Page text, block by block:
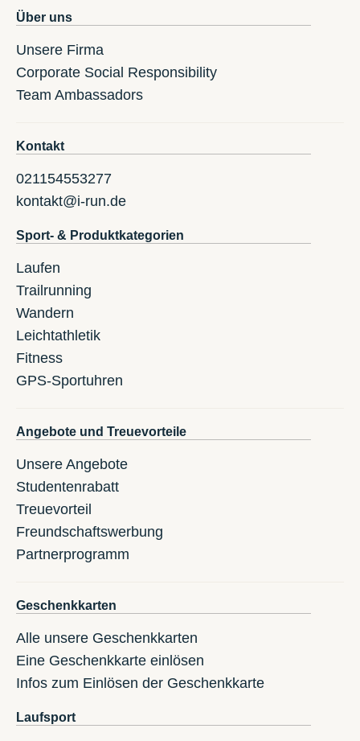
Über uns
Unsere Firma
Corporate Social Responsibility
Team Ambassadors
Kontakt
021154553277
kontakt@i-run.de
Sport- & Produktkategorien
Laufen
Trailrunning
Wandern
Leichtathletik
Fitness
GPS-Sportuhren
Angebote und Treuevorteile
Unsere Angebote
Studentenrabatt
Treuevorteil
Freundschaftswerbung
Partnerprogramm
Geschenkkarten
Alle unsere Geschenkkarten
Eine Geschenkkarte einlösen
Infos zum Einlösen der Geschenkkarte
Laufsport